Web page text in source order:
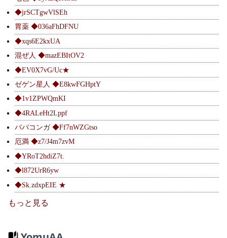
◆jrSCTgwVlSEh
胃薬 ◆036aFhDFNU
◆xqs6E2kxUA
混ぜ人 ◆mazEBItOV2
◆EV0X7vG/Uc★
ゼゲン星人 ◆E8kwFGHptY
◆1v1ZPWQmKI
◆4RALeHt2Lppf
ババコンガ ◆Ff7nWZGtso
厄満 ◆z7/J4m7zvM
◆YRoT2hdiZ7t.
◆l872UrR6yw
◆Sk.zdxpEIE ★
もっと見る